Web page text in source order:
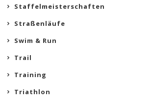
Staffelmeisterschaften
Straßenläufe
Swim & Run
Trail
Training
Triathlon